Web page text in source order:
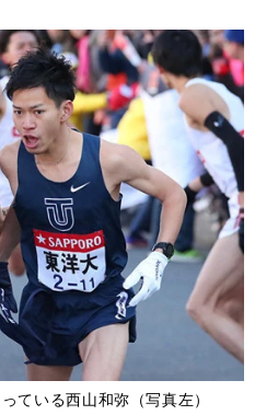
ている西山和弥（写真左）